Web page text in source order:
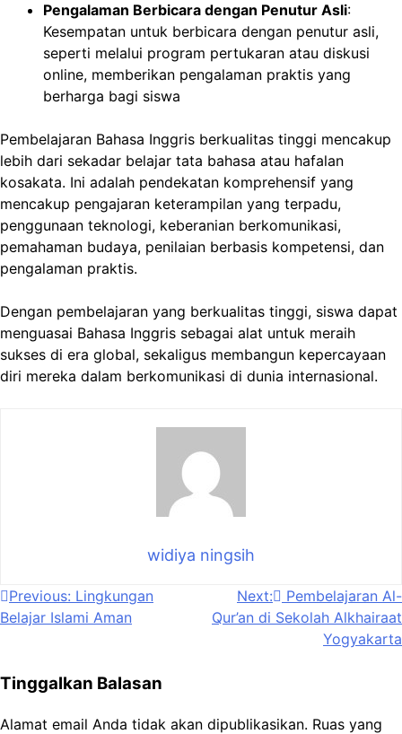
Pengalaman Berbicara dengan Penutur Asli:
Kesempatan untuk berbicara dengan penutur asli,
seperti melalui program pertukaran atau diskusi
online, memberikan pengalaman praktis yang
berharga bagi siswa
Pembelajaran Bahasa Inggris berkualitas tinggi mencakup
lebih dari sekadar belajar tata bahasa atau hafalan
kosakata. Ini adalah pendekatan komprehensif yang
mencakup pengajaran keterampilan yang terpadu,
penggunaan teknologi, keberanian berkomunikasi,
pemahaman budaya, penilaian berbasis kompetensi, dan
pengalaman praktis.
Dengan pembelajaran yang berkualitas tinggi, siswa dapat
menguasai Bahasa Inggris sebagai alat untuk meraih
sukses di era global, sekaligus membangun kepercayaan
diri mereka dalam berkomunikasi di dunia internasional.
widiya ningsih
Navigasi
pos
Previous: Lingkungan
Belajar Islami Aman
Next:
Pembelajaran Al-
Qur’an di Sekolah Alkhairaat
Yogyakarta
Tinggalkan Balasan
Alamat email Anda tidak akan dipublikasikan. Ruas yang